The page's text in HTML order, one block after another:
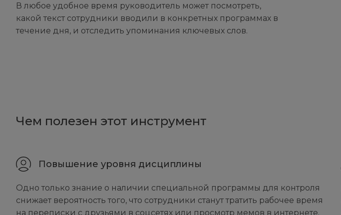
В любое удобное время руководитель может посмотреть,
какой текст сотрудники вводили в конкретных программах в
течение дня, и отследить упоминания ключевых слов.
Чем полезен этот инструмент
Повышение уровня дисциплины
Одно только знание о наличии специальной программы для контроля
снижает вероятность того, что сотрудники станут тратить рабочее время
на переписки с друзьями в соцсетях или просмотр мемов в интернете.